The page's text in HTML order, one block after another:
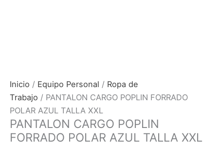
Inicio / Equipo Personal / Ropa de
Trabajo / PANTALON CARGO POPLIN FORRADO
POLAR AZUL TALLA XXL
PANTALON CARGO POPLIN
FORRADO POLAR AZUL TALLA XXL